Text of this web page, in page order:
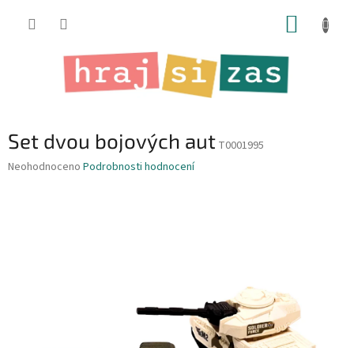
Set dvou bojových aut T0001995
Průměrné
Neohodnoceno Podrobnosti hodnocení